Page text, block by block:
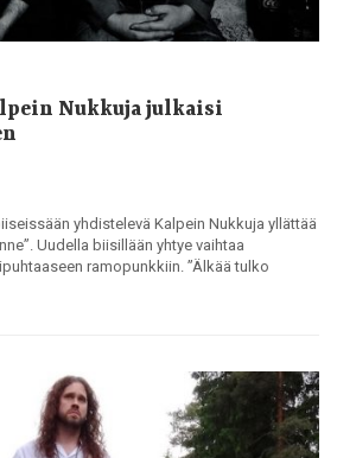
Nukkuja julkaisi
yhdistelevä Kalpein Nukkuja yllättää
Uudella biisillään yhtye vaihtaa
ramopunkkiin. ”Älkää tulko